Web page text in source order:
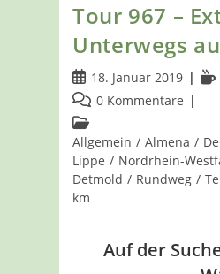
Tour 967 –
Unterwegs
Beitrag
veröffentlicht:
18. Januar 2019
Beitrags-
Kommentare:
0 Kommentare
Beitrags-
Kategorie:
Allgemein / Almena /
Lippe / Nordrhein-
Detmold / Rundweg /
km
Auf der